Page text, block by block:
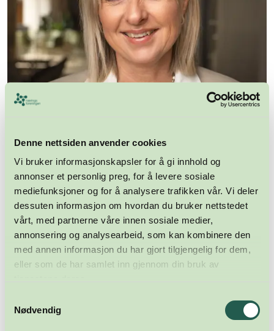
Denne nettsiden anvender cookies
Vi bruker informasjonskapsler for å gi innhold og
annonser et personlig preg, for å levere sosiale
mediefunksjoner og for å analysere trafikken vår. Vi deler
dessuten informasjon om hvordan du bruker nettstedet
vårt, med partnerne våre innen sosiale medier,
annonsering og analysearbeid, som kan kombinere den
med annen informasjon du har gjort tilgjengelig for dem,
eller som de har samlet inn gjennom din bruk av
Nødvendig
Anne Marit Thomassen
48997734